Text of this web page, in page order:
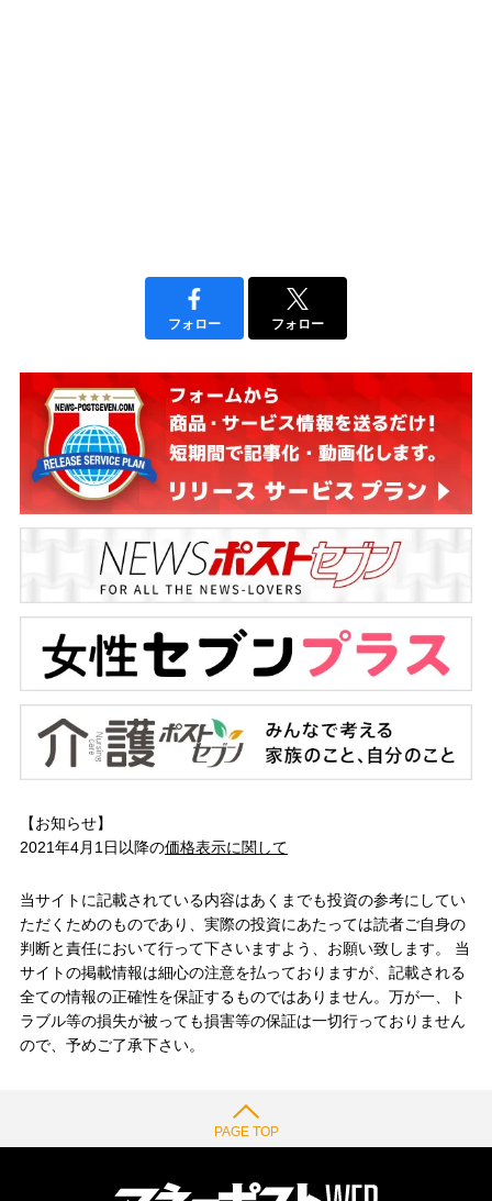
フォロー フォロー
【お知らせ】
2021年4月1日以降の価格表示に関して
当サイトに記載されている内容はあくまでも投資の参考にしてい
ただくためのものであり、実際の投資にあたっては読者ご自身の
判断と責任において行って下さいますよう、お願い致します。 当
サイトの掲載情報は細心の注意を払っておりますが、記載される
全ての情報の正確性を保証するものではありません。万が一、ト
ラブル等の損失が被っても損害等の保証は一切行っておりません
ので、予めご了承下さい。
PAGE TOP